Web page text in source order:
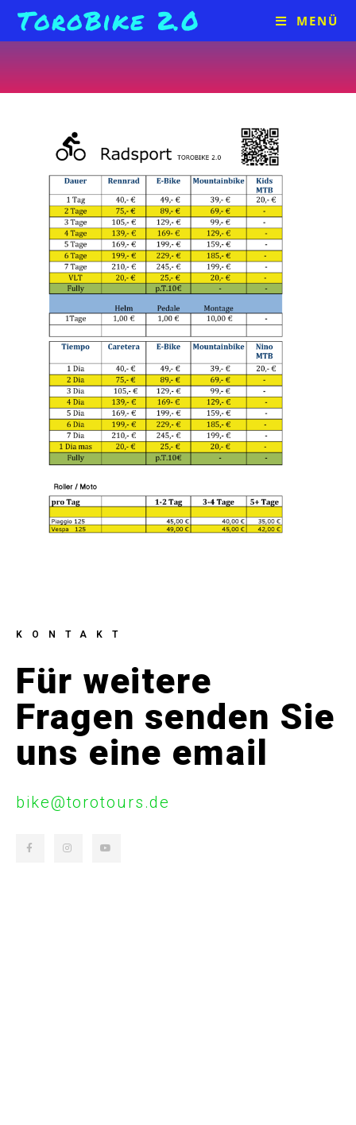
ToroBike 2.0 MENÜ
KONTAKT
Für weitere
Fragen senden Sie
uns eine email
bike@torotours.de